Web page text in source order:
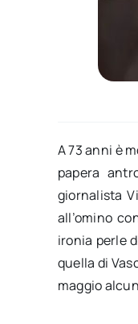
A 73 anni è
papera
giornalista
all’omino
ironia perle
quella di
maggio